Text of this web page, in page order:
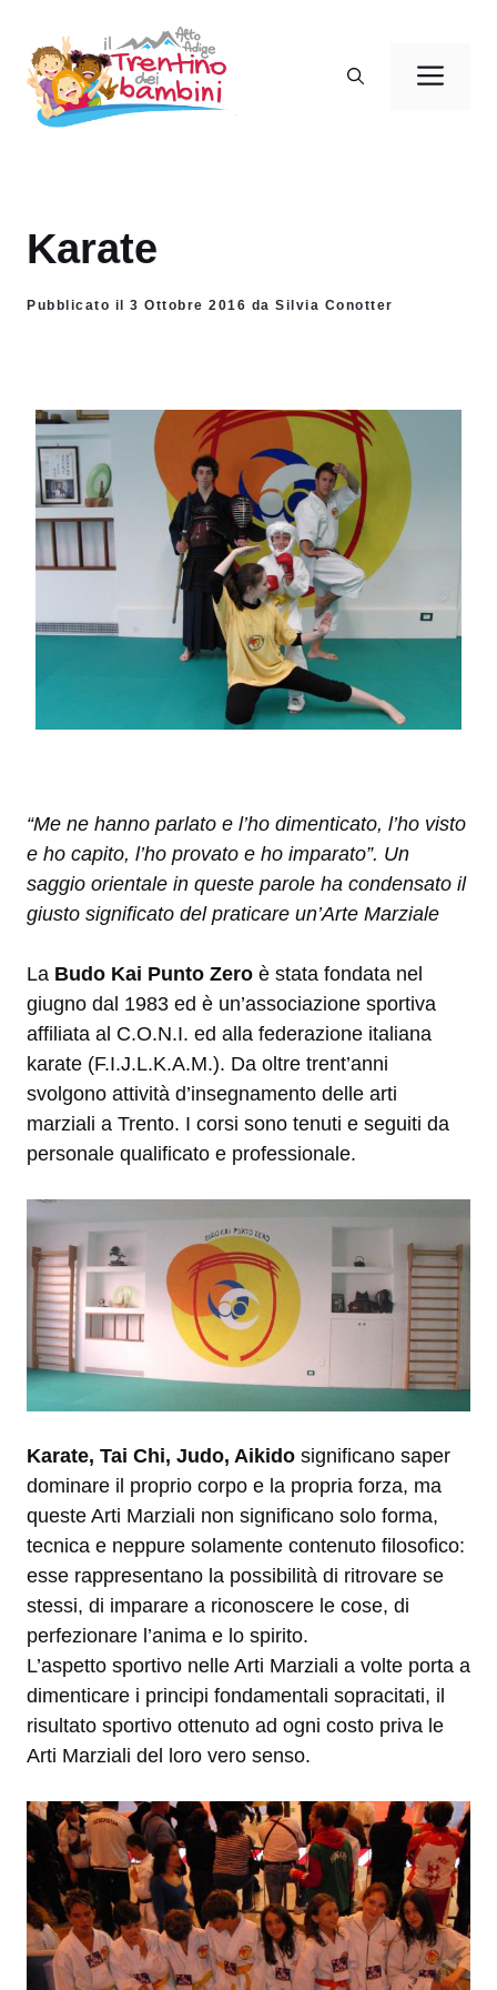
contenuto
Karate
Pubblicato il 3 Ottobre 2016 da Silvia Conotter
“Me ne hanno parlato e l’ho dimenticato, l’ho visto
e ho capito, l’ho provato e ho imparato”. Un
saggio orientale in queste parole ha condensato il
giusto significato del praticare un’Arte Marziale
La Budo Kai Punto Zero è stata fondata nel
giugno dal 1983 ed è un’associazione sportiva
affiliata al C.O.N.I. ed alla federazione italiana
karate (F.I.J.L.K.A.M.). Da oltre trent’anni
svolgono attività d’insegnamento delle arti
marziali a Trento. I corsi sono tenuti e seguiti da
personale qualificato e professionale.
Karate, Tai Chi, Judo, Aikido significano saper
dominare il proprio corpo e la propria forza, ma
queste Arti Marziali non significano solo forma,
tecnica e neppure solamente contenuto filosofico:
esse rappresentano la possibilità di ritrovare se
stessi, di imparare a riconoscere le cose, di
perfezionare l’anima e lo spirito.
L’aspetto sportivo nelle Arti Marziali a volte porta a
dimenticare i principi fondamentali sopracitati, il
risultato sportivo ottenuto ad ogni costo priva le
Arti Marziali del loro vero senso.